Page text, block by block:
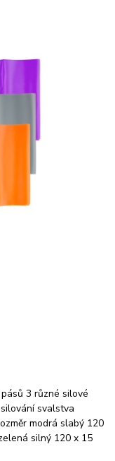
3 různé silové
svalstva
modrá slabý 120
silný 120 x 15